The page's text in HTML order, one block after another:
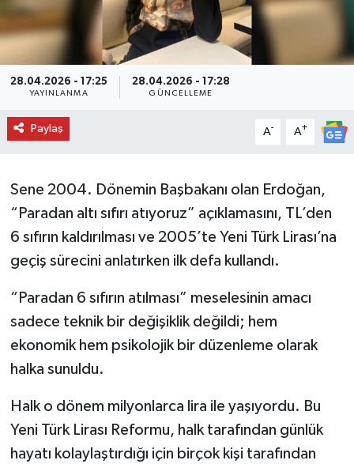
28.04.2026 - 17:25
YAYINLANMA
28.04.2026 - 17:28
GÜNCELLEME
Paylaş A- A+
Sene 2004. Dönemin Başbakanı olan Erdoğan,
“Paradan altı sıfırı atıyoruz” açıklamasını, TL’den
6 sıfırın kaldırılması ve 2005’te Yeni Türk Lirası’na
geçiş sürecini anlatırken ilk defa kullandı.
“Paradan 6 sıfırın atılması” meselesinin amacı
sadece teknik bir değişiklik değildi; hem
ekonomik hem psikolojik bir düzenleme olarak
halka sunuldu.
Halk o dönem milyonlarca lira ile yaşıyordu. Bu
Yeni Türk Lirası Reformu, halk tarafından günlük
hayatı kolaylaştırdığı için birçok kişi tarafından